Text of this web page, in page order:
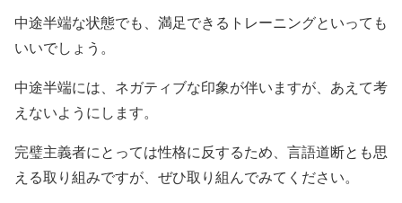
中途半端な状態でも、満足できるトレーニングといっても
いいでしょう。
中途半端には、ネガティブな印象が伴いますが、あえて考
えないようにします。
完璧主義者にとっては性格に反するため、言語道断とも思
える取り組みですが、ぜひ取り組んでみてください。